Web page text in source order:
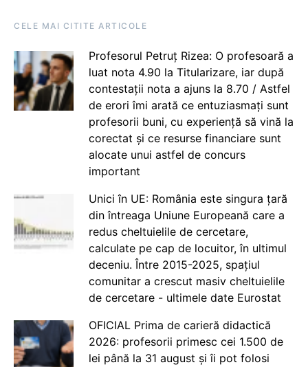
CELE MAI CITITE ARTICOLE
Profesorul Petruț Rizea: O profesoară a
luat nota 4.90 la Titularizare, iar după
contestații nota a ajuns la 8.70 / Astfel
de erori îmi arată ce entuziasmați sunt
profesorii buni, cu experiență să vină la
corectat și ce resurse financiare sunt
alocate unui astfel de concurs
important
Unici în UE: România este singura țară
din întreaga Uniune Europeană care a
redus cheltuielile de cercetare,
calculate pe cap de locuitor, în ultimul
deceniu. Între 2015-2025, spațiul
comunitar a crescut masiv cheltuielile
de cercetare - ultimele date Eurostat
OFICIAL Prima de carieră didactică
2026: profesorii primesc cei 1.500 de
lei până la 31 august și îi pot folosi